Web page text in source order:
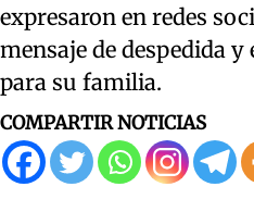
expresaron en redes
mensaje de despedida
para su familia.
COMPARTIR NOTICIAS